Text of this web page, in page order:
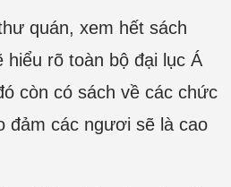
quán, xem hết sách
rõ toàn bộ đại lục Á
còn có sách về các chức
đảm các ngươi sẽ là cao